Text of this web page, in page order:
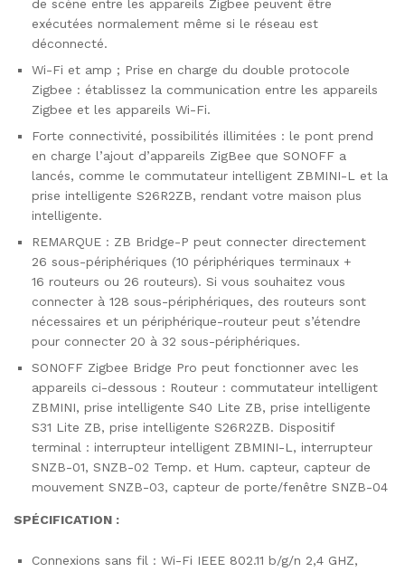
de scène entre les appareils Zigbee peuvent être
exécutées normalement même si le réseau est
déconnecté.
Wi-Fi et amp ; Prise en charge du double protocole
Zigbee : établissez la communication entre les appareils
Zigbee et les appareils Wi-Fi.
Forte connectivité, possibilités illimitées : le pont prend
en charge l’ajout d’appareils ZigBee que SONOFF a
lancés, comme le commutateur intelligent ZBMINI-L et la
prise intelligente S26R2ZB, rendant votre maison plus
intelligente.
REMARQUE : ZB Bridge-P peut connecter directement
26 sous-périphériques (10 périphériques terminaux +
16 routeurs ou 26 routeurs). Si vous souhaitez vous
connecter à 128 sous-périphériques, des routeurs sont
nécessaires et un périphérique-routeur peut s’étendre
pour connecter 20 à 32 sous-périphériques.
SONOFF Zigbee Bridge Pro peut fonctionner avec les
appareils ci-dessous : Routeur : commutateur intelligent
ZBMINI, prise intelligente S40 Lite ZB, prise intelligente
S31 Lite ZB, prise intelligente S26R2ZB. Dispositif
terminal : interrupteur intelligent ZBMINI-L, interrupteur
SNZB-01, SNZB-02 Temp. et Hum. capteur, capteur de
mouvement SNZB-03, capteur de porte/fenêtre SNZB-04
SPÉCIFICATION :
Connexions sans fil : Wi-Fi IEEE 802.11 b/g/n 2,4 GHZ,